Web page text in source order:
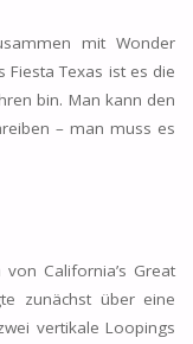
mit Wonder
Fiesta Texas ist es die
bin. Man kann den
– man muss es
California’s Great
zunächst über eine
vertikale Loopings